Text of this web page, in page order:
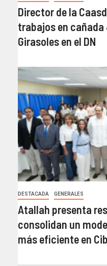
Director de la
trabajos en cañada
Girasoles en el DN
DESTACADA GENERALES
Atallah presenta
consolidan un
más eficiente en